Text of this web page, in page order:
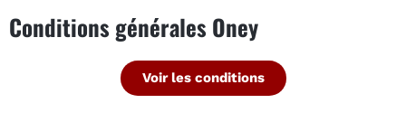
Conditions générales Oney
Voir les conditions